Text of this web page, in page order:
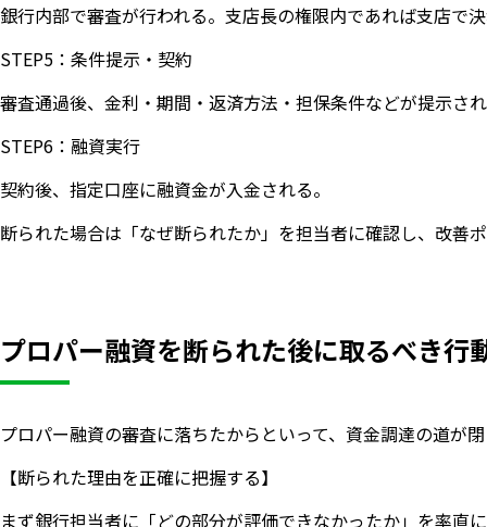
銀行内部で審査が行われる。支店長の権限内であれば支店で
STEP5：条件提示・契約
審査通過後、金利・期間・返済方法・担保条件などが提示さ
STEP6：融資実行
契約後、指定口座に融資金が入金される。
断られた場合は「なぜ断られたか」を担当者に確認し、改善
プロパー融資を断られた後に取るべき行
プロパー融資の審査に落ちたからといって、資金調達の道が
【断られた理由を正確に把握する】
まず銀行担当者に「どの部分が評価できなかったか」を率